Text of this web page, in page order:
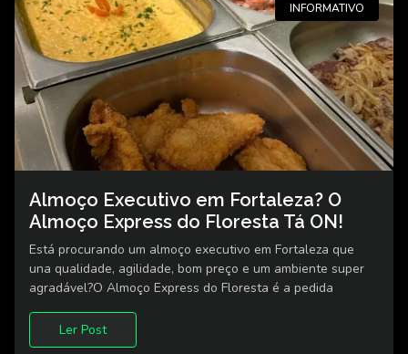
INFORMATIVO
Almoço Executivo em Fortaleza? O
Almoço Express do Floresta Tá ON!
Está procurando um almoço executivo em Fortaleza que
una qualidade, agilidade, bom preço e um ambiente super
agradável?O Almoço Express do Floresta é a pedida
Ler Post